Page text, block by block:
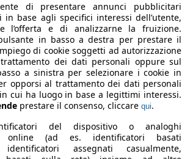
(combinato)*
di presentare annunci pubblicitari
in base agli specifici interessi dell’utente,
l’offerta e di analizzarne la fruizione.
in basso a destra per prestare il
di cookie soggetti ad autorizzazione
dei dati personali oppure sul
a sinistra per selezionare i cookie in
opporsi al trattamento dei dati personali
cui ha luogo in base a legittimi interessi.
prestare il consenso, cliccare qui.
del dispositivo o analoghi
online (ad es. identificatori basati
identificatori assegnati casualmente,